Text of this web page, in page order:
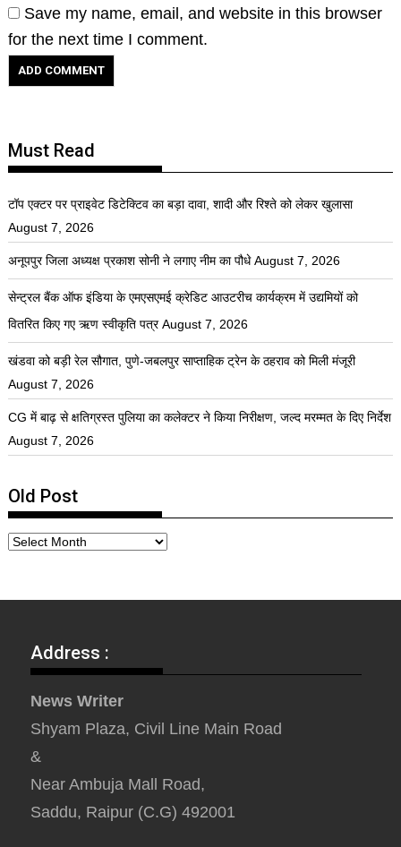
Save my name, email, and website in this browser
for the next time I comment.
Must Read
टॉप एक्टर पर प्राइवेट डिटेक्टिव का बड़ा दावा, शादी और रिश्ते को लेकर खुलासा
August 7, 2026
अनूपपुर जिला अध्यक्ष प्रकाश सोनी ने लगाए नीम का पौधे August 7, 2026
सेन्ट्रल बैंक ऑफ इंडिया के एमएसएमई क्रेडिट आउटरीच कार्यक्रम में उद्यमियों को
वितरित किए गए ऋण स्वीकृति पत्र August 7, 2026
खंडवा को बड़ी रेल सौगात, पुणे-जबलपुर साप्ताहिक ट्रेन के ठहराव को मिली मंजूरी
August 7, 2026
CG में बाढ़ से क्षतिग्रस्त पुलिया का कलेक्टर ने किया निरीक्षण, जल्द मरम्मत के दिए निर्देश
August 7, 2026
Old Post
Address :
News Writer
Shyam Plaza, Civil Line Main Road
&
Near Ambuja Mall Road,
Saddu, Raipur (C.G) 492001